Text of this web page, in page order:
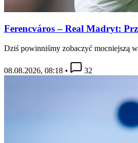
Ferencváros – Real Madryt:
Dziś powinniśmy zobaczyć mocniejszą
08.08.2026, 08:18 • 32